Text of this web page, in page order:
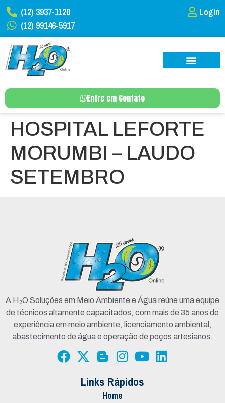
(12) 3937-1120
(12) 99146-5917
Login
Entre em Contato
HOSPITAL LEFORTE
MORUMBI – LAUDO
SETEMBRO
A H₂O Soluções em Meio Ambiente e Água reúne uma equipe
de técnicos altamente capacitados, com mais de 35 anos de
experiência em meio ambiente, licenciamento ambiental,
abastecimento de água e operação de poços artesianos.
Links Rápidos
Home